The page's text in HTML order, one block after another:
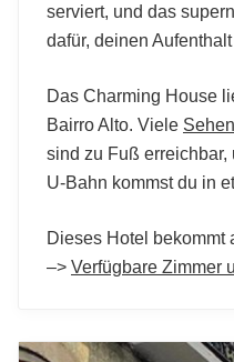
serviert, und das
dafür, deinen
Das Charming House
Bairro Alto. Viele
sind zu Fuß erreichbar,
U-Bahn kommst du in
Dieses Hotel bekommt
–> Verfügbare Zimmer